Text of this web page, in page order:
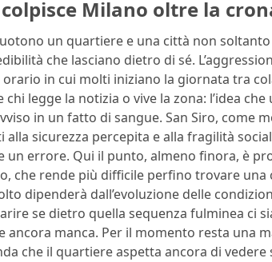
Milano oltre la
un quartiere e una città non
che lasciano dietro di sé.
orario in cui molti iniziano la giornata tra
chi legge la notizia o vive la zona: l’idea
in un fatto di sangue. San Siro, come
alla sicurezza percepita e alla fragilità
un errore. Qui il punto, almeno finora, è
che rende più difficile perfino trovare
dipenderà dall’evoluzione delle
se dietro quella sequenza fulminea ci
ancora manca. Per il momento resta una
che il quartiere aspetta ancora di vedere